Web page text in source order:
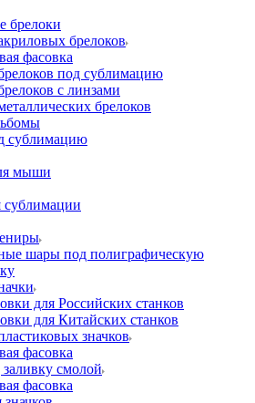
брелоки
брелоков
фасовка
под сублимацию
с линзами
брелоков
сублимацию
мыши
сублимации
шары под полиграфическую
для Российских станков
для Китайских станков
значков
фасовка
смолой
фасовка